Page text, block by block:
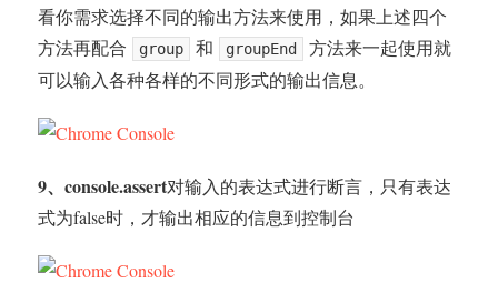
看你需求选择不同的输出方法来使用，如果上述四个
方法再配合
group 和 groupEnd
方法来一起使用就
可以输入各种各样的不同形式的输出信息。
9、console.assert对输入的表达式进行断言，只有表达
式为false时，才输出相应的信息到控制台